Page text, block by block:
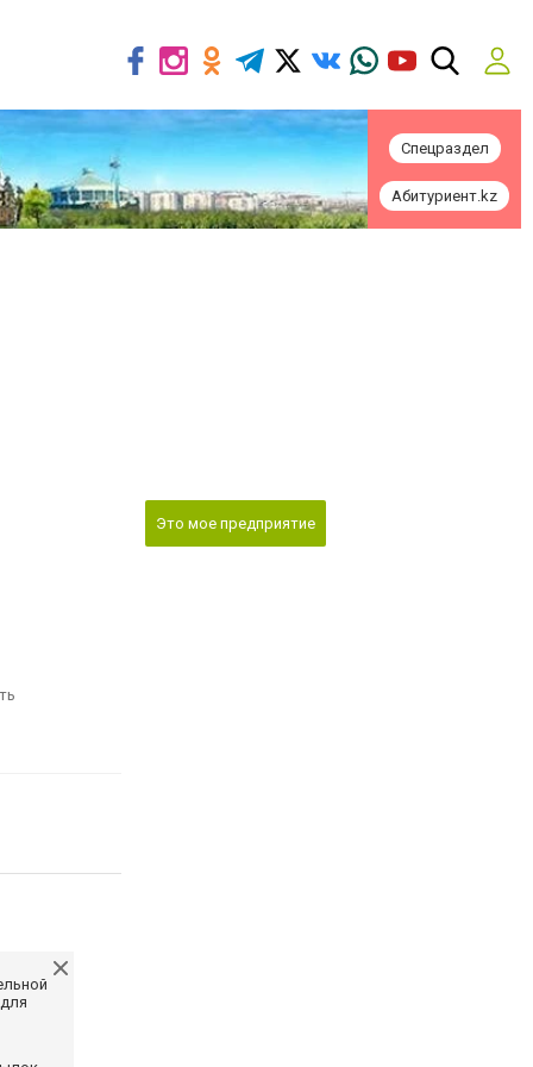
Спецраздел
Абитуриент.kz
Это мое предприятие